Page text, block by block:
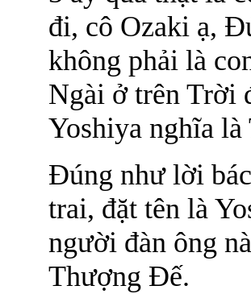
đi, cô Ozaki ạ,
không phải là
Ngài ở trên Trời
Yoshiya nghĩa
Đúng như lời
trai, đặt tên là
người đàn ông
Thượng Đế.